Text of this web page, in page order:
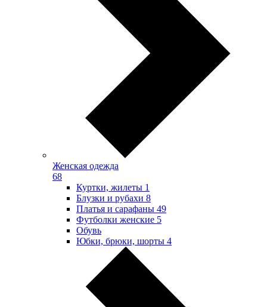
Женская одежда
68
Куртки, жилеты 1
Блузки и рубахи 8
Платья и сарафаны 49
Футболки женские 5
Обувь
Юбки, брюки, шорты 4